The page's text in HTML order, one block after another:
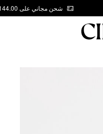
شحن مجاني على AED 144.00